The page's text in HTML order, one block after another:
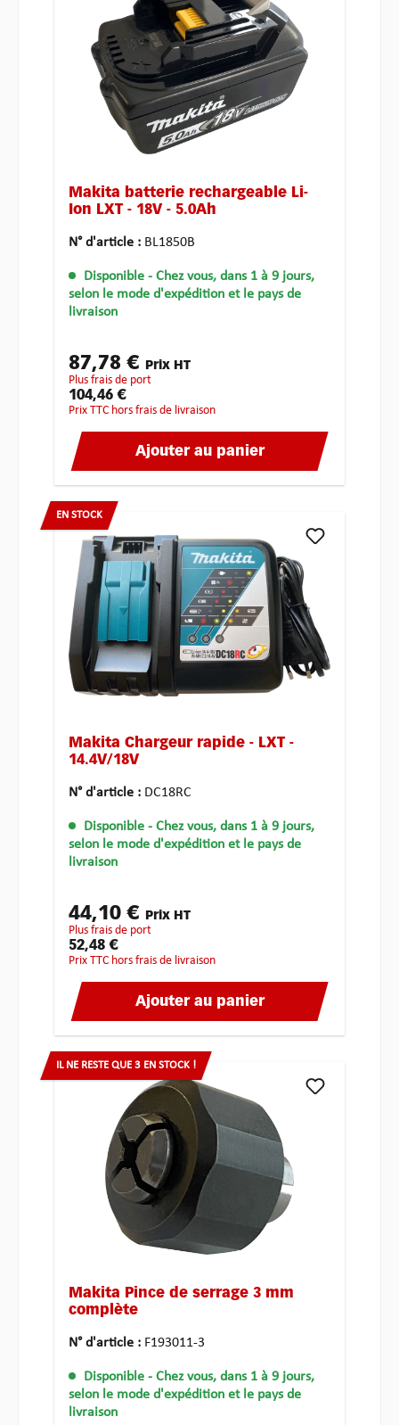
Makita batterie rechargeable Li-
Ion LXT - 18V - 5.0Ah
N° d'article : BL1850B
Disponible - Chez vous, dans 1 à 9 jours,
selon le mode d'expédition et le pays de
livraison
87,78 € Prix HT
plus frais de port
104,46 €
Prix TTC hors frais de livraison
Ajouter au panier
EN STOCK
Makita Chargeur rapide - LXT -
14.4V/18V
N° d'article : DC18RC
Disponible - Chez vous, dans 1 à 9 jours,
selon le mode d'expédition et le pays de
livraison
44,10 € Prix HT
plus frais de port
52,48 €
Prix TTC hors frais de livraison
Ajouter au panier
IL NE RESTE QUE 3 EN STOCK !
Makita Pince de serrage 3 mm
complète
N° d'article : F193011-3
Disponible - Chez vous, dans 1 à 9 jours,
selon le mode d'expédition et le pays de
livraison